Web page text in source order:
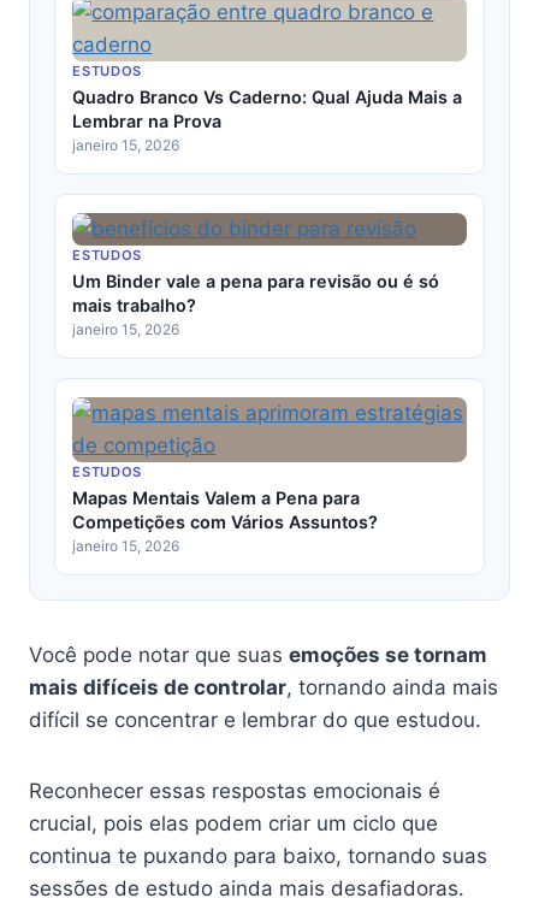
ESTUDOS
Quadro Branco Vs Caderno: Qual Ajuda Mais a
Lembrar na Prova
janeiro 15, 2026
ESTUDOS
Um Binder vale a pena para revisão ou é só
mais trabalho?
janeiro 15, 2026
ESTUDOS
Mapas Mentais Valem a Pena para
Competições com Vários Assuntos?
janeiro 15, 2026
Você pode notar que suas emoções se tornam
mais difíceis de controlar, tornando ainda mais
difícil se concentrar e lembrar do que estudou.
Reconhecer essas respostas emocionais é
crucial, pois elas podem criar um ciclo que
continua te puxando para baixo, tornando suas
sessões de estudo ainda mais desafiadoras.